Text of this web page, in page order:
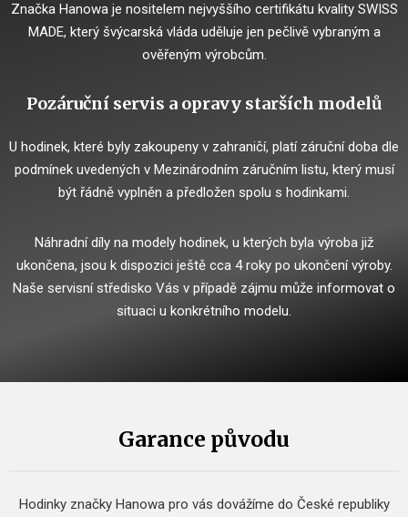
Značka Hanowa je nositelem nejvyššího certifikátu kvality SWISS
MADE, který švýcarská vláda uděluje jen pečlivě vybraným a
ověřeným výrobcům.
Pozáruční servis a opravy starších modelů
U hodinek, které byly zakoupeny v zahraničí, platí záruční doba dle
podmínek uvedených v Mezinárodním záručním listu, který musí
být řádně vyplněn a předložen spolu s hodinkami.
Náhradní díly na modely hodinek, u kterých byla výroba již
ukončena, jsou k dispozici ještě cca 4 roky po ukončení výroby.
Naše servisní středisko Vás v případě zájmu může informovat o
situaci u konkrétního modelu.
Garance původu
Hodinky značky Hanowa pro vás dovážíme do České republiky